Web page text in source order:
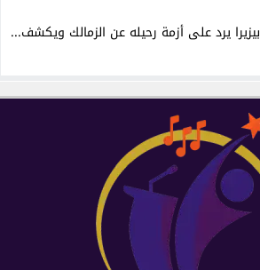
بيزيرا يرد على أزمة رحيله عن الزمالك ويكشف...